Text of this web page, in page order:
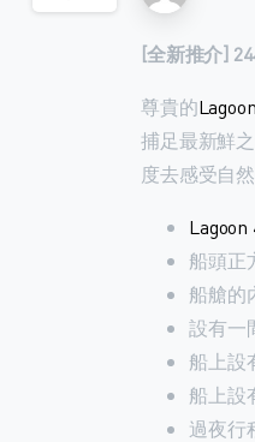
[全新推介]
尊貴的
捕足最新鮮
度去感受自
Lagoon
船頭正
船艙的
設有一
船上設
船上設
過夜行